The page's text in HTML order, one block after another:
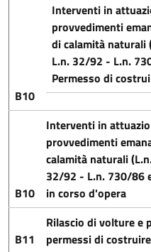
B10
Interventi in
provvedimenti
di calamità naturali
L.n. 32/92 - L.n.
Permesso di
B10
Interventi in
provvedimenti
calamità naturali
32/92 - L.n. 730/86
in corso d'opera
B11
Rilascio di volture e
permessi di costruire